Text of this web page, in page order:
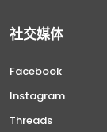
社交媒体
Facebook
Instagram
Threads